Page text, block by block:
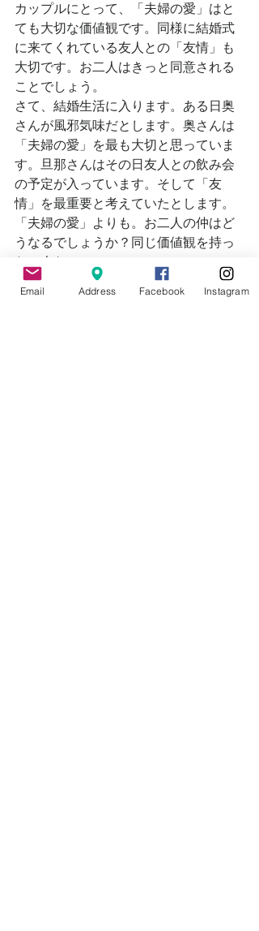
カップルにとって、「夫婦の愛」はと
ても大切な価値観です。同様に結婚式
に来てくれている友人との「友情」も
大切です。お二人はきっと同意される
ことでしょう。
さて、結婚生活に入ります。ある日奥
さんが風邪気味だとします。奥さんは
「夫婦の愛」を最も大切と思っていま
す。旦那さんはその日友人との飲み会
の予定が入っています。そして「友
情」を最重要と考えていたとします。
「夫婦の愛」よりも。お二人の仲はど
うなるでしょうか？同じ価値観を持っ
た二人なのに。
価値観も行動指針も、その優先順位が
Email Address Facebook Instagram